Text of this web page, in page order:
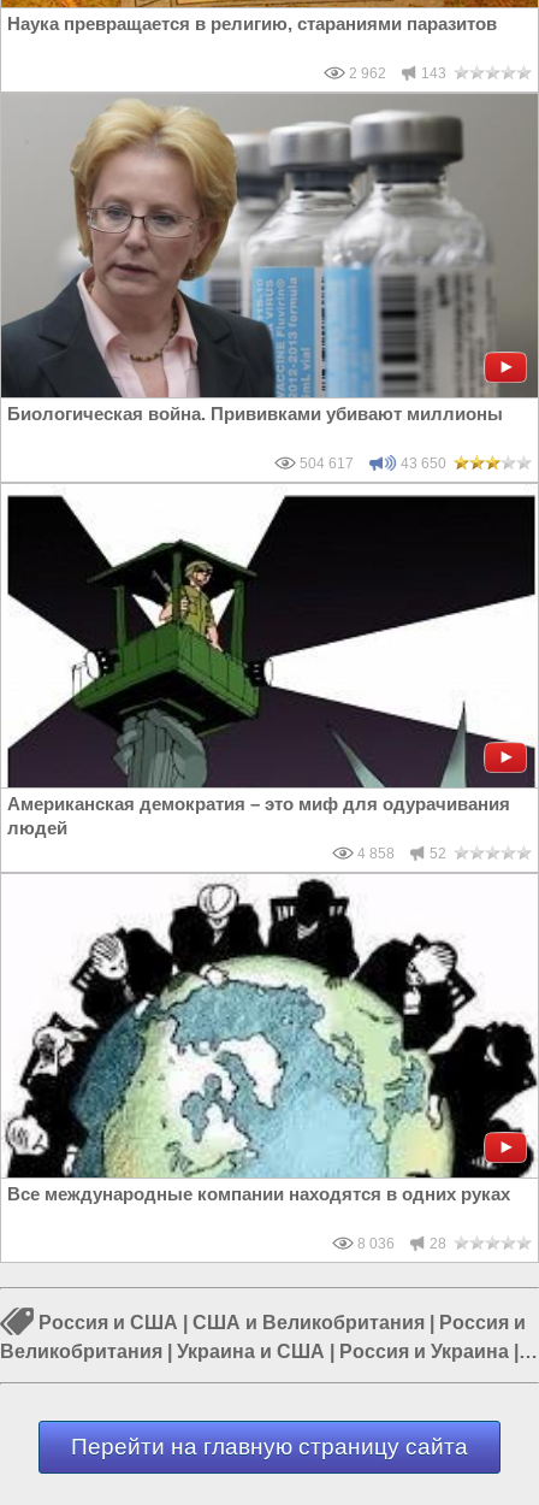
Наука превращается в религию, стараниями паразитов
2 962 143
Биологическая война. Прививками убивают миллионы
504 617 43 650
Американская демократия – это миф для одурачивания
людей
4 858 52
Все международные компании находятся в одних руках
8 036 28
Россия и США США и Великобритания
Россия и
Великобритания
Украина и США Россия и Украина
Европа и Украина|СССР и Россия
Перейти на главную страницу сайта